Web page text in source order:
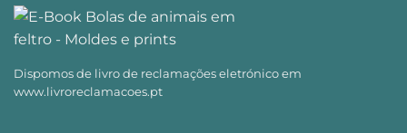
Dispomos de livro de reclamações eletrónico em
www.livroreclamacoes.pt